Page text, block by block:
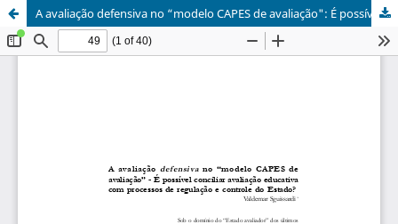
A avaliação defensiva no “modelo CAPES de avaliação": É possível conciliar avaliação educativa com processos de regulação e controle do Estado?